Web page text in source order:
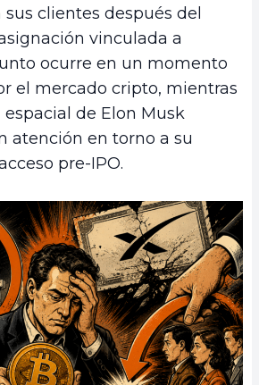
clientes después del
vinculada a
ocurre en un momento
el mercado cripto, mientras
de Elon Musk
atención en torno a su
pre-IPO.